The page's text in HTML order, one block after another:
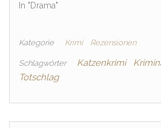
In "Drama"
Kategorie Krimi Rezensionen
Schlagwörter Katzenkrimi
Totschlag